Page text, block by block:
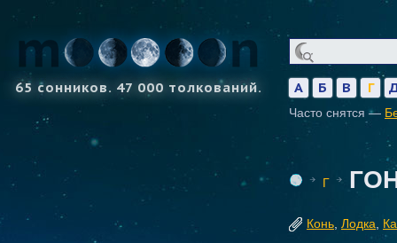
65 сонников. 47 000 толкований. А Б В Г
Часто снятся —
Г
Конь Лодка